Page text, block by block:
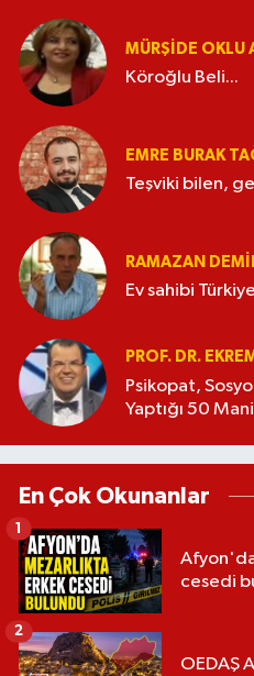
MÜRŞIDE OKLU
Köroğlu Beli...
EMRE BURAK
Teşviki bilen,
RAMAZAN
Ev sahibi
PROF. DR.
Psikopat,
Yaptığı 50
En Çok Okunanlar
cesedi
1
OEDAŞ
2